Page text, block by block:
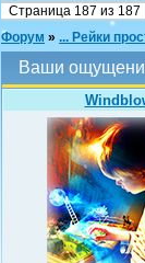
Страница 187 из 187
Форум » ... Рейки
Ваши